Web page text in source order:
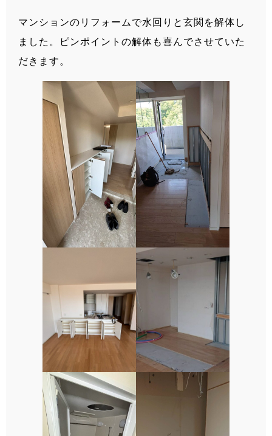
マンションのリフォームで水回りと玄関を解体し
ました。ピンポイントの解体も喜んでさせていた
だきます。